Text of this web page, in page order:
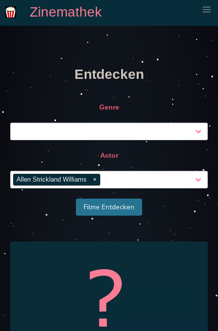
Zinemathek
Entdecken
Genre
Actor
Allen Strickland Williams ×
Filme Entdecken